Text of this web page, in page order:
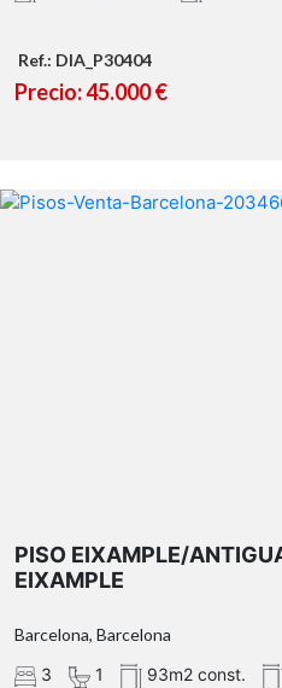
Ref.: DIA_P30404
Precio: 45.000 €
PISO EIXAMPLE/
EIXAMPLE
Barcelona, Barcelona
3
1 93m2 const.